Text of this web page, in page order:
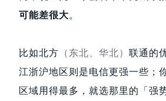
可能差很大。
比如北方 （东北、华北） 联通的
江浙沪地区则是电信更强一些；
区域用得最多，就选那里的「强